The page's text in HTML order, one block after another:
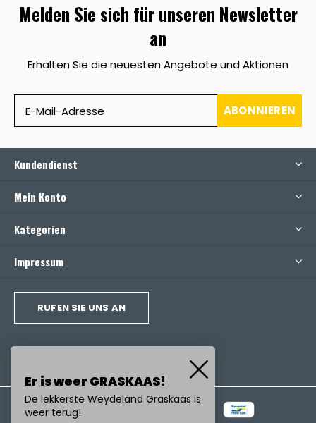
Melden Sie sich für unseren Newsletter
an
Erhalten Sie die neuesten Angebote und Aktionen
ABONNIEREN
Kundendienst
Mein Konto
Kategorien
Impressum
RUFEN SIE UNS AN
Er is weer GRASKAAS!
De lekkerste Weydeland Graskaas is
weer terug!